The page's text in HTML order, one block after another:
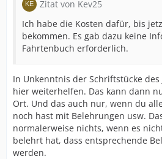
Zitat von Kev25
Ich habe die Kosten dafür, bis
bekommen. Es gab dazu keine
Fahrtenbuch erforderlich.
In Unkenntnis der Schriftstücke
hier weiterhelfen. Das kann dann
Ort. Und das auch nur, wenn du
noch hast mit Belehrungen usw.
normalerweise nichts, wenn es
belehrt hat, dass entsprechende
werden.